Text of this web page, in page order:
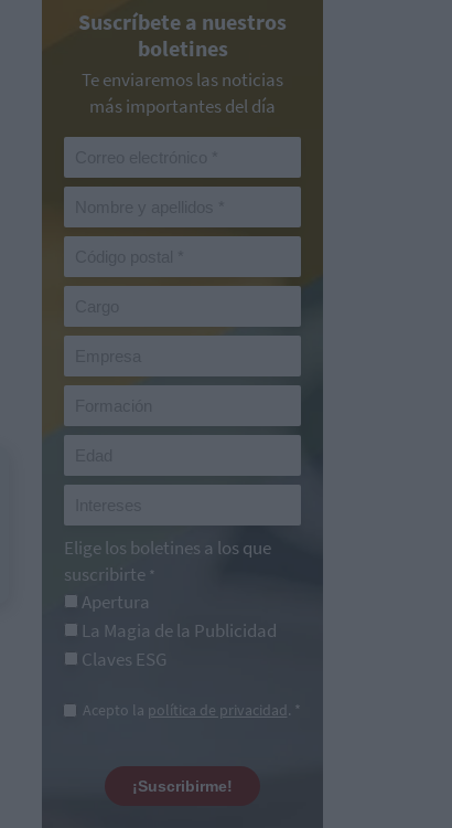
Suscríbete a nuestros
boletines
Te enviaremos las noticias
más importantes del día
Elige los boletines a los que
suscribirte *
Apertura
La Magia de la Publicidad
Claves ESG
Acepto la política de privacidad. *
¡Suscribirme!